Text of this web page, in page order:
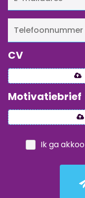
CV
Motivatiebrief
Ik ga